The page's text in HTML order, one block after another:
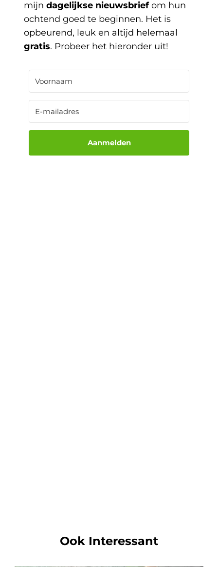
mijn dagelijkse nieuwsbriefom hun
ochtend goed te beginnen. Het is
opbeurend, leuk en altijd helemaal
gratis. Probeer het hieronder uit!
Aanmelden
Ook Interessant